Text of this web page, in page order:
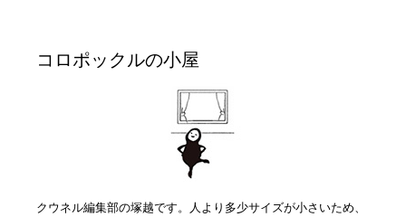
コロポックルの小屋
クウネル編集部の塚越です。人より多少サイズが小さいため、